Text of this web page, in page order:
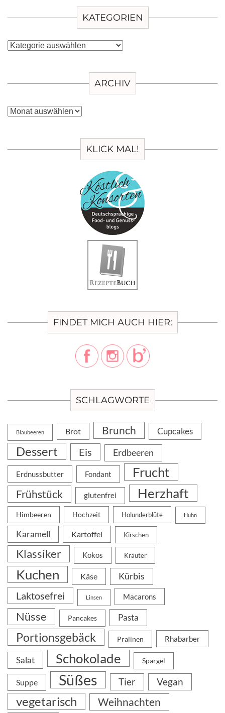
KATEGORIEN
Kategorien
ARCHIV
Archiv
KLICK MAL!
FINDET MICH AUCH HIER:
SCHLAGWORTE
Blaubeeren Brot Brunch Cupcakes
Dessert Eis Erdbeeren
Erdnussbutter Fondant Frucht
Frühstück glutenfrei Herzhaft
Himbeeren Hochzeit Holunderblüte Huhn
Karamell Kartoffel Kirschen
Klassiker Kokos Kräuter
Kuchen Käse Kürbis
Laktosefrei Linsen Macarons
Nüsse Pancakes Pasta
Portionsgebäck Pralinen Rhabarber
Salat Schokolade Spargel
Suppe Süßes Tier Vegan
vegetarisch Weihnachten